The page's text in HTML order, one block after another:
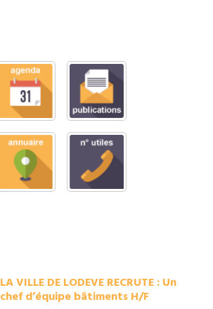
LA VILLE DE LODEVE RECRUTE : Un
chef d’équipe bâtiments H/F